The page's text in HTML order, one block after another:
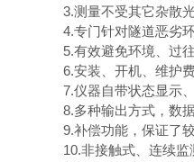
3.测量不受其它杂散
4.专门针对隧道恶劣
5.有效避免环境、过
6.安装、开机、维护
7.仪器自带状态显示
8.多种输出方式，数
9.补偿功能，保证了
10.非接触式、连续监